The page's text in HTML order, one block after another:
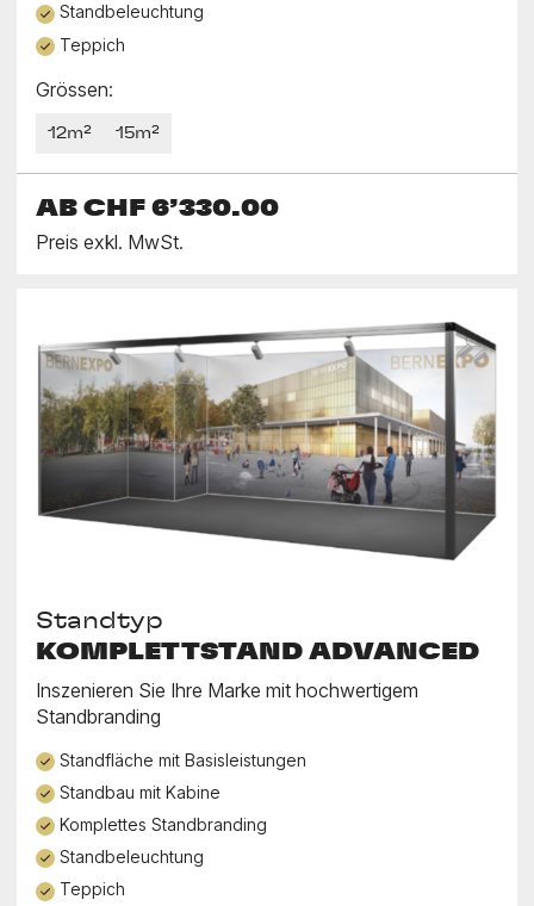
Standbeleuchtung
Teppich
Grössen:
12m² 15m²
AB CHF 6’330.00
Preis exkl. MwSt.
Standtyp
KOMPLETTSTAND ADVANCED
Inszenieren Sie Ihre Marke mit hochwertigem
Standbranding
Standfläche mit Basisleistungen
Standbau mit Kabine
Komplettes Standbranding
Standbeleuchtung
Teppich